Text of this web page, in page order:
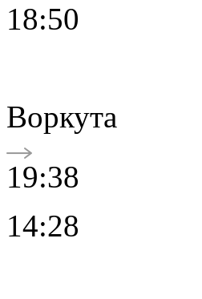
18:50
Воркута
19:38
14:28